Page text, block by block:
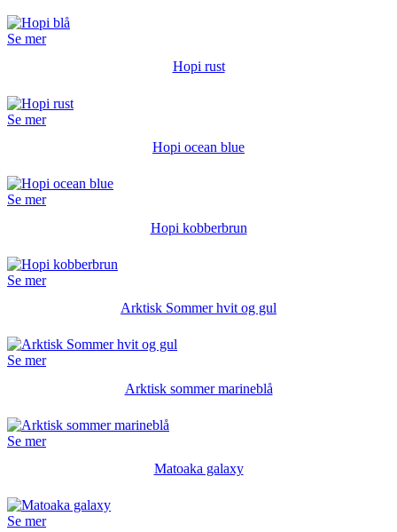
Se mer
Hopi rust
Se mer
Hopi ocean blue
Se mer
Hopi kobberbrun
Se mer
Arktisk Sommer hvit og gul
Se mer
Arktisk sommer marineblå
Se mer
Matoaka galaxy
Se mer